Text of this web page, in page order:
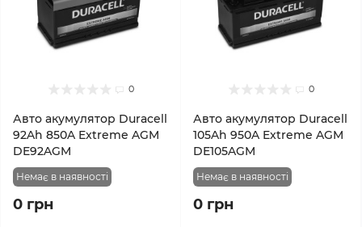
0
Авто акумулятор Duracell
92Ah 850A Extreme AGM
DE92AGM
Немає в наявності
0 грн
0
Авто акумулятор Duracell
105Ah 950A Extreme AGM
DE105AGM
Немає в наявності
0 грн